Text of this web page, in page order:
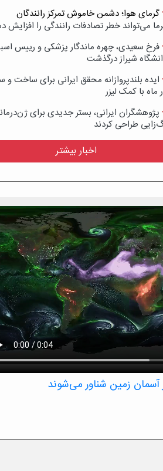
گرمای هوا؛ دشمن خاموش تمرکز رانندگان
می‌تواند خطر تصادفات رانندگی را افزایش
فرخ سعیدی، چهره ماندگار پزشکی و رییس
شیراز درگذشت
ایده بلندپروازانه محقق ایرانی برای ساخت و
ماه با کمک لیزر
پژوهشگران ایرانی، بستر جدیدی برای
طراحی کردند
اخبار بیشتر
ذرات معلق مانند نمک و گرد و غبار را در یک
– همانطور که در این تجسم ناسا نشان
می‌دهند.
آسمان زمین شناور می‌شوند